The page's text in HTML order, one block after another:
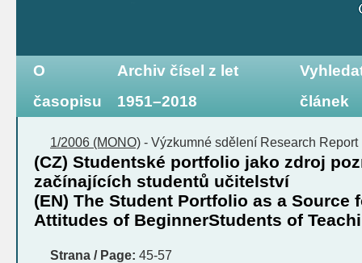
O
časopisu
Archiv čísel z let
1951–2018
článek
1/2006 (MONO) - Výzkumné sdělení Research Report
(CZ) Studentské portfolio jako zdroj
začínajících studentů učitelství
(EN) The Student Portfolio as a Source
Attitudes of BeginnerStudents of
Strana / Page: 45-57